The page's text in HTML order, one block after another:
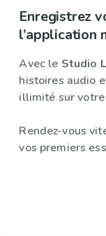
Enregistrez
l’application
Avec le Studio
histoires audio
illimité sur votre
Rendez-vous
vos premiers